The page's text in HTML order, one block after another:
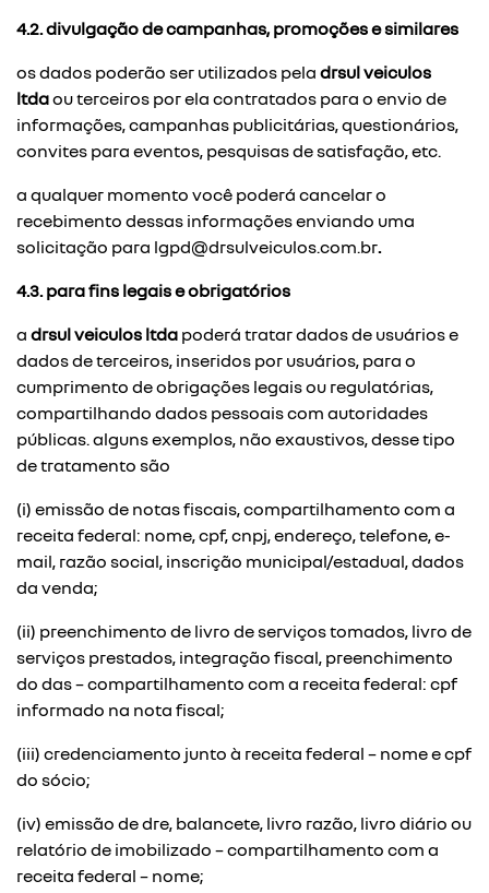
4.2. divulgação de campanhas, promoções e similares
os dados poderão ser utilizados pela drsul veiculos
ltdaou terceiros por ela contratados para o envio de
informações, campanhas publicitárias, questionários,
convites para eventos, pesquisas de satisfação, etc.
a qualquer momento você poderá cancelar o
recebimento dessas informações enviando uma
solicitação para lgpd@drsulveiculos.com.br.
4.3. para fins legais e obrigatórios
a drsul veiculos ltda poderá tratar dados de usuários e
dados de terceiros, inseridos por usuários, para o
cumprimento de obrigações legais ou regulatórias,
compartilhando dados pessoais com autoridades
públicas. alguns exemplos, não exaustivos, desse tipo
de tratamento são
(i) emissão de notas fiscais, compartilhamento com a
receita federal: nome, cpf, cnpj, endereço, telefone, e-
mail, razão social, inscrição municipal/estadual, dados
da venda;
(ii) preenchimento de livro de serviços tomados, livro de
serviços prestados, integração fiscal, preenchimento
do das – compartilhamento com a receita federal: cpf
informado na nota fiscal;
(iii) credenciamento junto à receita federal – nome e cpf
do sócio;
(iv) emissão de dre, balancete, livro razão, livro diário ou
relatório de imobilizado – compartilhamento com a
receita federal – nome;